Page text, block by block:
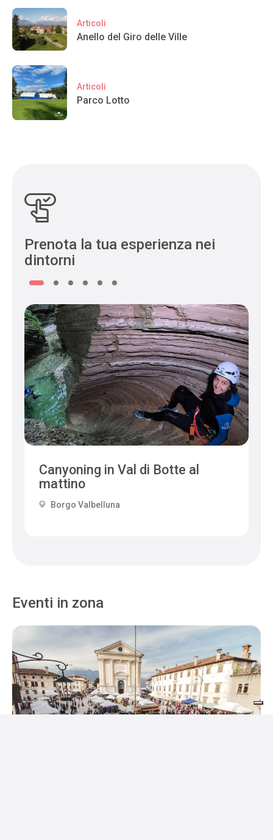
Articoli
Anello del Giro delle Ville
Articoli
Parco Lotto
Prenota la tua esperienza nei
dintorni
Canyoning in Val di Botte al
mattino
Borgo Valbelluna
Eventi in zona